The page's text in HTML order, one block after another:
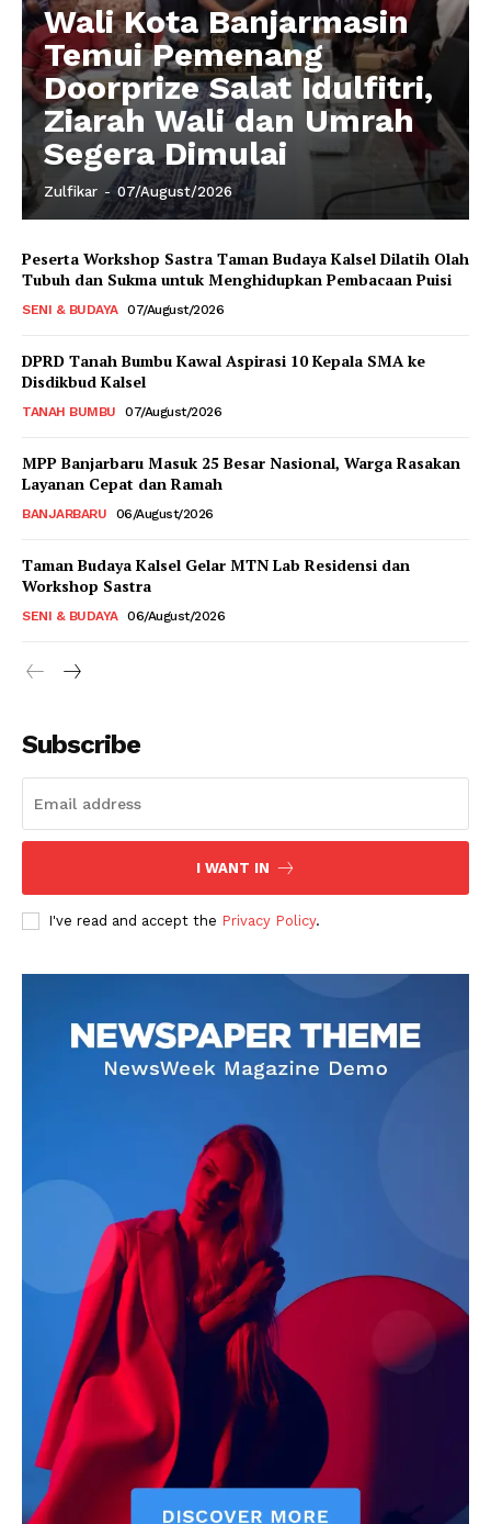
Wali Kota Banjarmasin
Temui Pemenang
Doorprize Salat Idulfitri,
Ziarah Wali dan Umrah
Segera Dimulai
Zulfikar - 07/August/2026
Peserta Workshop Sastra Taman Budaya Kalsel Dilatih Olah
Tubuh dan Sukma untuk Menghidupkan Pembacaan Puisi
SENI & BUDAYA 07/August/2026
DPRD Tanah Bumbu Kawal Aspirasi 10 Kepala SMA ke
Disdikbud Kalsel
TANAH BUMBU 07/August/2026
MPP Banjarbaru Masuk 25 Besar Nasional, Warga Rasakan
Layanan Cepat dan Ramah
BANJARBARU 06/August/2026
Taman Budaya Kalsel Gelar MTN Lab Residensi dan
Workshop Sastra
SENI & BUDAYA 06/August/2026
Subscribe
I WANT IN
I've read and accept the Privacy Policy.